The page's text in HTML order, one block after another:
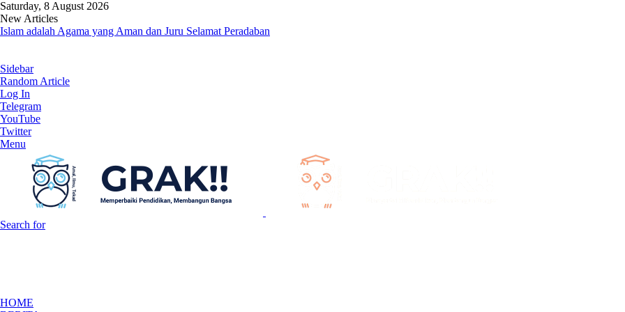
Saturday, 8 August 2026
New Articles
Islam adalah Agama yang Aman dan Juru Selamat Peradaban
Sidebar
Random Article
Log In
Telegram
YouTube
Twitter
Menu
Search for
HOME